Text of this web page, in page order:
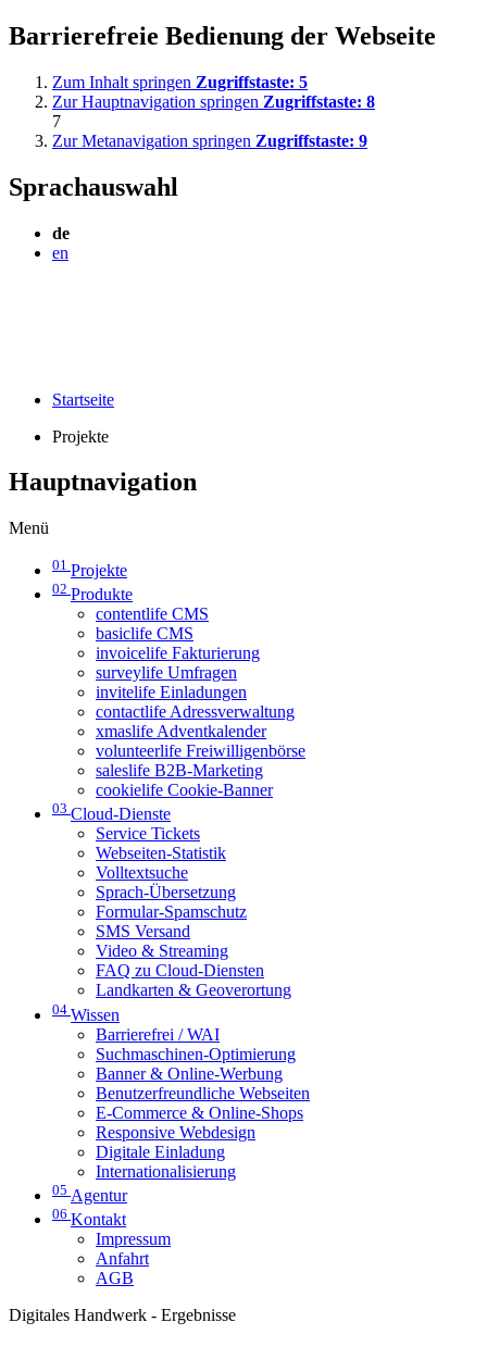
Barrierefreie Bedienung der Webseite
Zum Inhalt springen Zugriffstaste: 5
Zur Hauptnavigation springen Zugriffstaste: 8
7
Zur Metanavigation springen Zugriffstaste: 9
Sprachauswahl
de
en
Startseite
Projekte
Hauptnavigation
Menü
01 Projekte
02 Produkte
contentlife CMS
basiclife CMS
invoicelife Fakturierung
surveylife Umfragen
invitelife Einladungen
contactlife Adressverwaltung
xmaslife Adventkalender
volunteerlife Freiwilligenbörse
saleslife B2B-Marketing
cookielife Cookie-Banner
03 Cloud-Dienste
Service Tickets
Webseiten-Statistik
Volltextsuche
Sprach-Übersetzung
Formular-Spamschutz
SMS Versand
Video & Streaming
FAQ zu Cloud-Diensten
Landkarten & Geoverortung
04 Wissen
Barrierefrei / WAI
Suchmaschinen-Optimierung
Banner & Online-Werbung
Benutzerfreundliche Webseiten
E-Commerce & Online-Shops
Responsive Webdesign
Digitale Einladung
Internationalisierung
05 Agentur
06 Kontakt
Impressum
Anfahrt
AGB
Digitales Handwerk - Ergebnisse